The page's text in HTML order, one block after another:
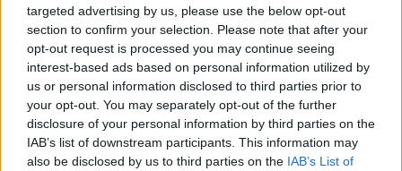
targeted advertising by us, please use the below opt-out
section to confirm your selection. Please note that after your
opt-out request is processed you may continue seeing
interest-based ads based on personal information utilized by
us or personal information disclosed to third parties prior to
your opt-out. You may separately opt-out of the further
disclosure of your personal information by third parties on the
IAB’s list of downstream participants. This information may
also be disclosed by us to third parties on the IAB’s List of
maddav12
2 hónapja
@Kokane: fogadjunk megraktad :DDD
Mennyi Ejakulaziora képes Bastian
Schweinsteiger